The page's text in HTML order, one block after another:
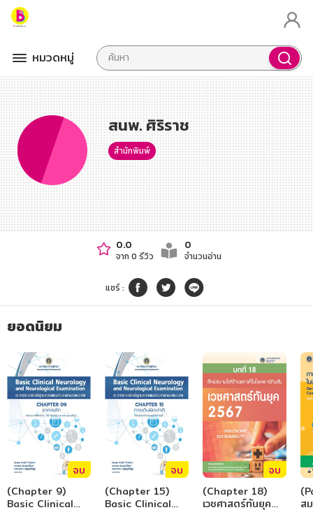
หมวดหมู่
สนพ. ศิริราช
สำนักพิมพ์
0.0
จาก 0 รีวิว
0
จำนวนอ่าน
แชร์:
ยอดนิยม
จบ
(Chapter 9)
Basic Clinical
จบ
(Chapter 15)
Basic Clinical
จบ
(Chapter 18)
เวชศาสตร์ทันยุค
ส